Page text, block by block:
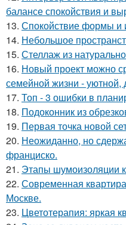
балансе спокойствия и
13. Спокойствие формы и
14. Небольшое
15. Стеллаж из
16. Новый проект можно
семейной жизни - уютной,
17. Топ - 3 ошибки в
18. Подоконник из
19. Первая точка новой
20. Неожиданно, но
франциско.
21. Этапы шумоизоляции
22. Современная
Москве.
23. Цветотерапия: яркая